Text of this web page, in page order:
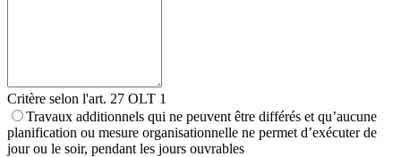
Critère selon l'art. 27 OLT 1
Travaux additionnels qui ne peuvent être différés et qu’aucune
planification ou mesure organisationnelle ne permet d’exécuter de
jour ou le soir, pendant les jours ouvrables